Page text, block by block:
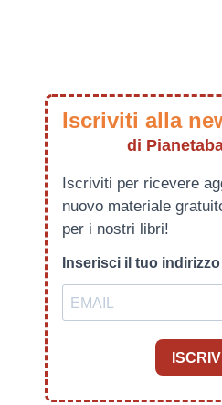
Iscriviti alla
di
Iscriviti per ricevere
nuovo materiale
per i nostri libri!
Inserisci il tuo indirizzo